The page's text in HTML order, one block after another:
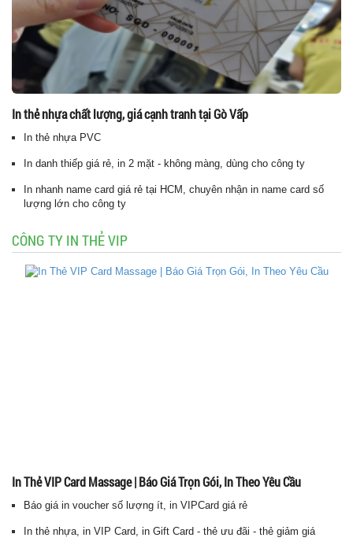
In thẻ nhựa chất lượng, giá cạnh tranh tại Gò Vấp
In thẻ nhựa PVC
In danh thiếp giá rẻ, in 2 mặt - không màng, dùng cho công ty
In nhanh name card giá rẻ tại HCM, chuyên nhận in name card số
lượng lớn cho công ty
CÔNG TY IN THẺ VIP
In Thẻ VIP Card Massage | Báo Giá Trọn Gói, In Theo Yêu Cầu
Báo giá in voucher số lượng ít, in VIPCard giá rẻ
In thẻ nhựa, in VIP Card, in Gift Card - thẻ ưu đãi - thẻ giảm giá